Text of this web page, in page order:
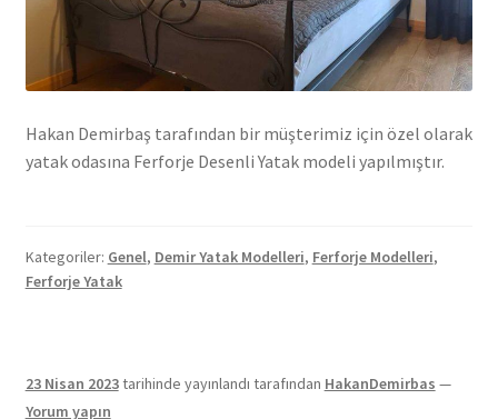
Hakan Demirbaş tarafından bir müşterimiz için özel olarak
yatak odasına Ferforje Desenli Yatak modeli yapılmıştır.
Kategoriler: Genel, Demir Yatak Modelleri, Ferforje Modelleri,
Ferforje Yatak
23 Nisan 2023tarihinde yayınlandı tarafından HakanDemirbas —
Yorum yapın